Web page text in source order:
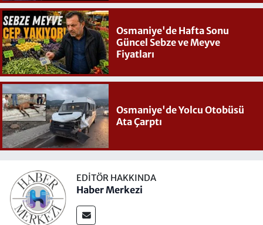
Osmaniye'de Hafta Sonu
Güncel Sebze ve Meyve
Fiyatları
Osmaniye'de Yolcu Otobüsü
Ata Çarptı
EDITÖR HAKKINDA
Haber Merkezi